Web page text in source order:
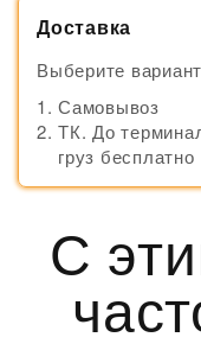
Доставка
Выберите
Самовывоз
ТК. До
груз бесплатно
С